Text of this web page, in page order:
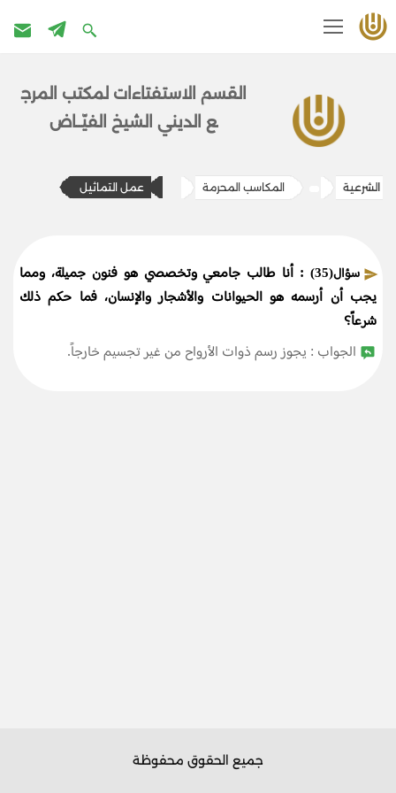
القسم الاستفتاءات ل​​مكتب المرج​
ع الديني الشيخ الفيّــاض
الشرعية المكاسب المحرمة ​​عمل التماثيل
سؤال(35)
: أنا طالب جامعي وتخصصي هو فنون جميلة، ومما
يجب أن أرسمه هو الحيوانات والأشجار والإنسان، فما حكم ذلك
شرعاً؟
الجواب : يجوز رسم ذوات الأرواح من غير تجسيم خارجاً.
جميع الحقوق محفوظة